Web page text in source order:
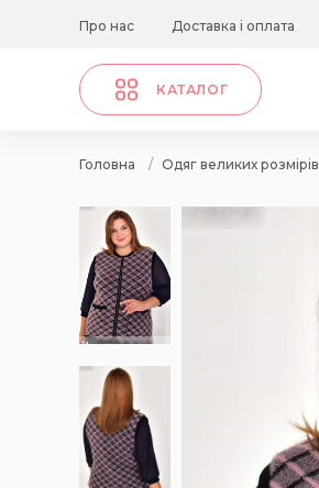
Про нас Доставка і оплата
КАТАЛОГ
Головна / Одяг великих розмірів